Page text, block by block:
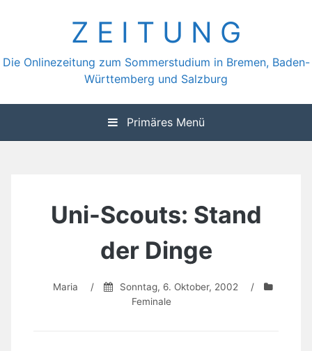
Z E I T U N G
Die Onlinezeitung zum Sommerstudium in Bremen, Baden-
Württemberg und Salzburg
Primäres Menü
Uni-Scouts: Stand
der Dinge
Maria / Sonntag, 6. Oktober, 2002
/
Feminale